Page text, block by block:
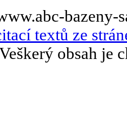
bazeny-
textů ze
obsah je